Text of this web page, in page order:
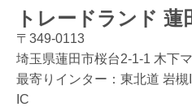
トレードランド 蓮
〒349-0113
埼玉県蓮田市桜台2-1-1 木下
最寄りインター：東北道 岩
IC